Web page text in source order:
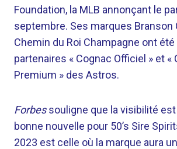
Foundation, la MLB annonçant le
septembre. Ses marques Branson
Chemin du Roi Champagne ont
partenaires « Cognac Officiel » et «
Premium » des Astros.
Forbessouligne que la visibilité
bonne nouvelle pour 50’s Sire
2023 est celle où la marque aura